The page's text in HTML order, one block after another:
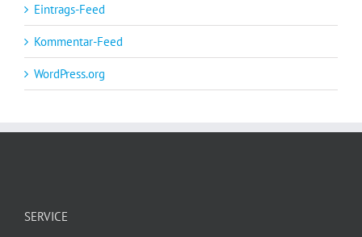
Eintrags-Feed
Kommentar-Feed
WordPress.org
SERVICE